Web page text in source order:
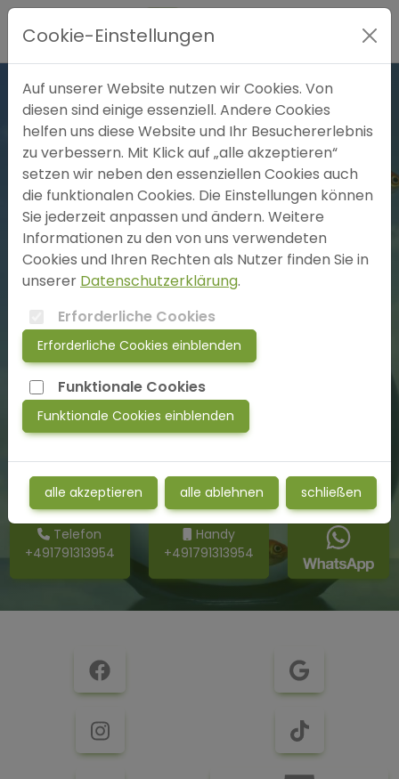
Hauptmenü
Expertensuche
Blog
FAQ
SOS
login
5 freie Plätze
Heilpraxis KreativERLEBEN -
Psychotherapie und Hypnose
Heilpraktiker*in für Psychotherapie
Frau Claudia Paschke
Salierring 11
50677 Köln
www.praxis-kreativerleben.de
Telefon
+491791313954
Handy
+491791313954
Cookie-Einstellungen
Auf unserer Website nutzen wir Cookies. Von
diesen sind einige essenziell. Andere Cookies
helfen uns diese Website und Ihr Besuchererlebnis
zu verbessern. Mit Klick auf „alle akzeptieren“
setzen wir neben den essenziellen Cookies auch
die funktionalen Cookies. Die Einstellungen können
Sie jederzeit anpassen und ändern. Weitere
Informationen zu den von uns verwendeten
Cookies und Ihren Rechten als Nutzer finden Sie in
unserer Datenschutzerklärung.
Erforderliche Cookies
Erforderliche Cookies einblenden
Funktionale Cookies
Funktionale Cookies einblenden
alle akzeptieren alle ablehnen schließen